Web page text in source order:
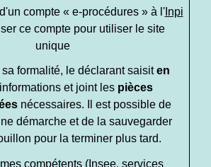
compte « e-procédures » à l'Inpi
ce compte pour utiliser le site
unique
formalité, le déclarant saisiten
et joint les pièces
nécessaires. Il est possible de
démarche et de la sauvegarder
pour la terminer plus tard.
compétents (Insee, services